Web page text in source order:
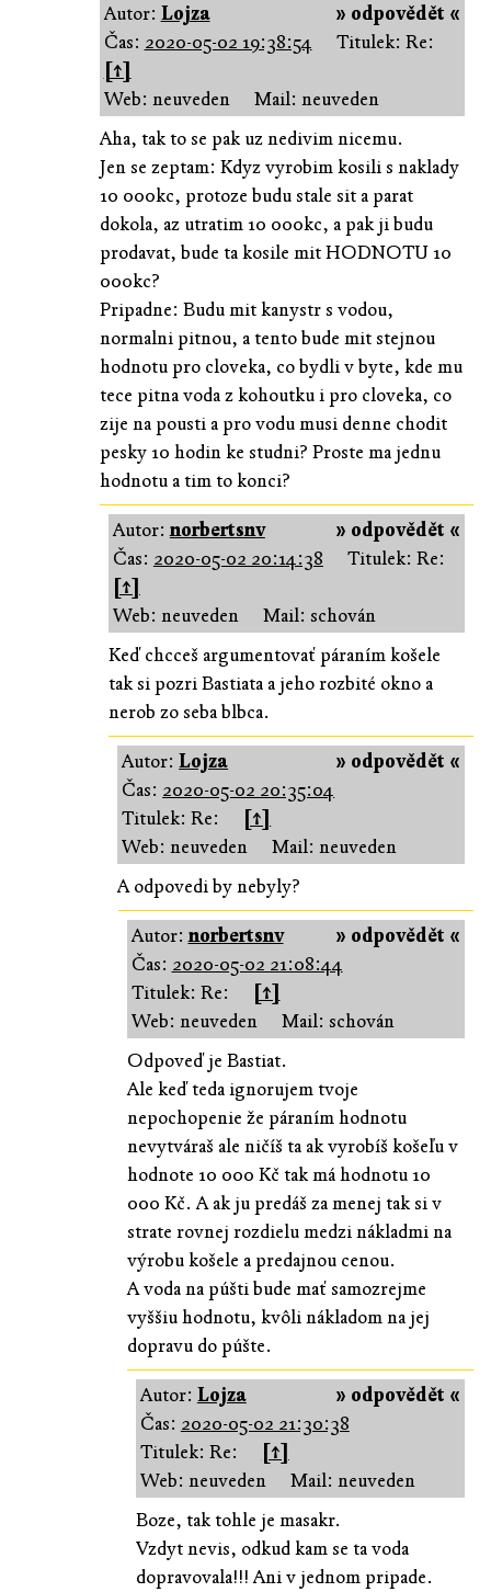
» odpovědět «
Autor: Lojza
Čas: 2020-05-02 19:38:54
Titulek: Re:
[↑]
Web: neuveden
Mail: neuveden
Aha, tak to se pak uz nedivim nicemu.
Jen se zeptam: Kdyz vyrobim kosili s naklady
10 000kc, protoze budu stale sit a parat
dokola, az utratim 10 000kc, a pak ji budu
prodavat, bude ta kosile mit HODNOTU 10
000kc?
Pripadne: Budu mit kanystr s vodou,
normalni pitnou, a tento bude mit stejnou
hodnotu pro cloveka, co bydli v byte, kde mu
tece pitna voda z kohoutku i pro cloveka, co
zije na pousti a pro vodu musi denne chodit
pesky 10 hodin ke studni? Proste ma jednu
hodnotu a tim to konci?
» odpovědět «
Autor:norbertsnv
Čas: 2020-05-02 20:14:38
Titulek: Re:
[↑]
Web: neuveden
Mail: schován
Keď chcceš argumentovať páraním košele
tak si pozri Bastiata a jeho rozbité okno a
nerob zo seba blbca.
» odpovědět «
Autor:Lojza
Čas: 2020-05-02 20:35:04
Titulek: Re:
[↑]
Web: neuveden
Mail: neuveden
A odpovedi by nebyly?
» odpovědět «
Autor:norbertsnv
Čas: 2020-05-02 21:08:44
Titulek: Re:
[↑]
Web: neuveden
Mail: schován
Odpoveď je Bastiat.
Ale keď teda ignorujem tvoje
nepochopenie že páraním hodnotu
nevytváraš ale ničíš ta ak vyrobíš košeľu v
hodnote 10 000 Kč tak má hodnotu 10
000 Kč. A ak ju predáš za menej tak si v
strate rovnej rozdielu medzi nákladmi na
výrobu košele a predajnou cenou.
A voda na púšti bude mať samozrejme
vyššiu hodnotu, kvôli nákladom na jej
dopravu do púšte.
» odpovědět «
Autor: Lojza
Čas: 2020-05-02 21:30:38
Titulek: Re:
[↑]
Web: neuveden
Mail: neuveden
Boze, tak tohle je masakr.
Vzdyt nevis, odkud kam se ta voda
dopravovala!!! Ani v jednom pripade.